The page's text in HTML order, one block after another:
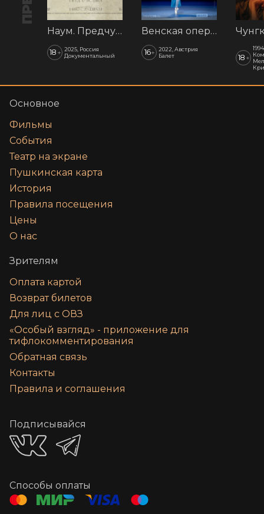
Наум. Предчувствия
18 + 2025, Россия
Документальный
Венская опера: Времена года
16+
2022, Австрия
Балет
18 +
Основное
Фильмы
События
Театр на экране
Пушкинская карта
История
Правила посещения
Цены
О нас
Зрителям
Оплата картой
Возврат билетов
Для лиц с ОВЗ
«‎Особый взгляд» - приложение для
тифлокомментирования
Обратная связь
Контакты
Правила и соглашения
Подписывайся
Способы оплаты